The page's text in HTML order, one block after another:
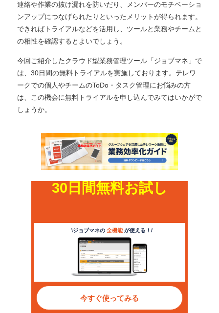
連絡や作業の抜け漏れを防いだり、メンバーのモチベーショ
ンアップにつなげられたりといったメリットが得られます。
できればトライアルなどを活用し、ツールと業務やチームと
の相性を確認するとよいでしょう。
今回ご紹介したクラウド型業務管理ツール「ジョブマネ」で
は、30日間の無料トライアルを実施しております。テレワ
ークでの個人やチームのToDo・タスク管理にお悩みの方
は、この機会に無料トライアルを申し込んでみてはいかがで
しょうか。
30日間無料お試し
\ジョブマネの 全機能 が使える！/
今すぐ使ってみる